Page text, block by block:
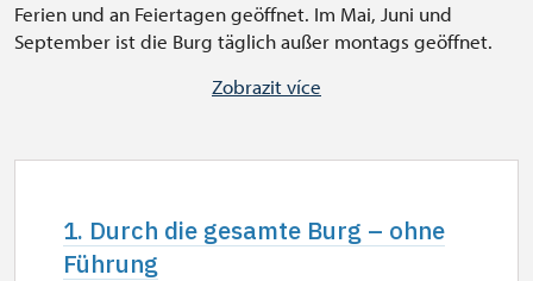
Ferien und an Feiertagen geöffnet. Im Mai, Juni und
September ist die Burg täglich außer montags geöffnet.
geöffnet. Im Juli und August ist die Burg täglich geöffnet.
Zobrazit více
1. Durch die gesamte Burg – ohne
Führung